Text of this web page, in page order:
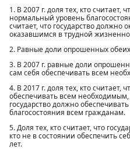
1. В 2007 г. доля тех, кто считает,
нормальный уровень
считает, что государство должно
оказавшимся в трудной
2. Равные доли опрошенных
3. В 2007 г. равные доли
сам себя обеспечивать всем
4. В 2017 г. доля тех, кто считает,
обеспечивать всем необходимым,
государство должно
благосостояния всем гражданам.
5. Доля тех, кто считает, что
кто не в состоянии обеспечить
лет.